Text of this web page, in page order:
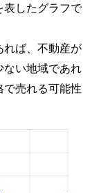
したグラフで
ば、不動産が
い地域であれ
売れる可能性